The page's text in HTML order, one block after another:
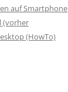
auf Smartphone
(vorher
(HowTo)